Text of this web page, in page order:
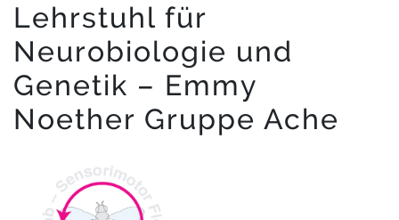
Lehrstuhl für
Neurobiologie und
Genetik – Emmy
Noether Gruppe Ache